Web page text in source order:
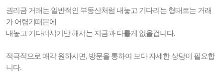
권리금 거래는 일반적인 부동산처럼 내놓고 기다리는 형태로는 거래
가 어렵기때문에
내놓고 기다리시기만 해서는 지금과 다를게 없을겁니다.
적극적으로 매각 원하시면, 방문을 통하여 보다 자세한 상담이 필요합
니다.